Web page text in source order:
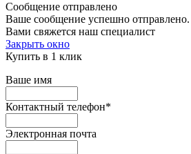
Сообщение отправлено
Ваше сообщение успешно
Вами свяжется наш специалист
Закрыть окно
Купить в 1 клик
Ваше имя
Контактный телефон*
Электронная почта